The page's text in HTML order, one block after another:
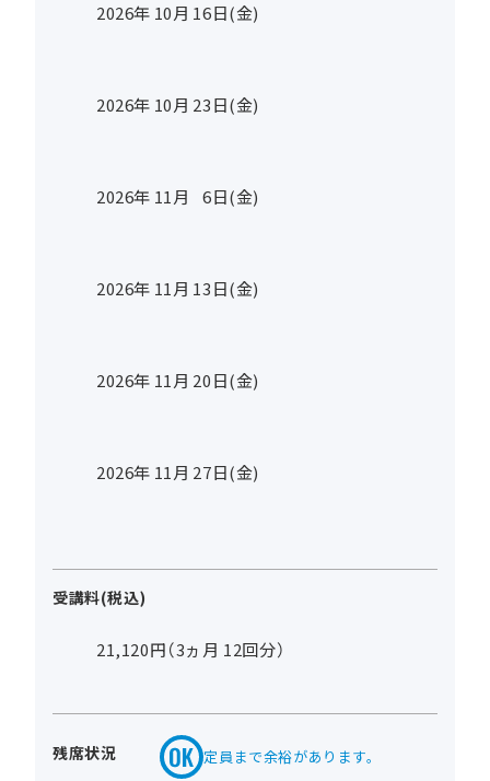
2026年 10月 16日(金)
2026年 10月 23日(金)
2026年 11月 6日(金)
2026年 11月 13日(金)
2026年 11月 20日(金)
2026年 11月 27日(金)
受講料(税込)
21,120円（3ヵ月 12回分）
残席状況 定員まで余裕があります。